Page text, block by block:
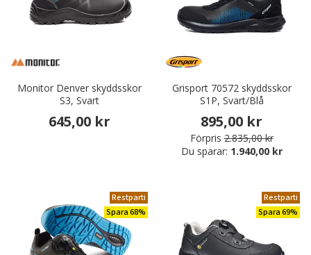
Monitor Denver skyddsskor
S3, Svart
645,00 kr
Grisport 70572 skyddsskor
S1P, Svart/Blå
895,00 kr
Förpris 2.835,00 kr
Du sparar: 1.940,00 kr
Restparti
Spara 68%
Restparti
Spara 69%